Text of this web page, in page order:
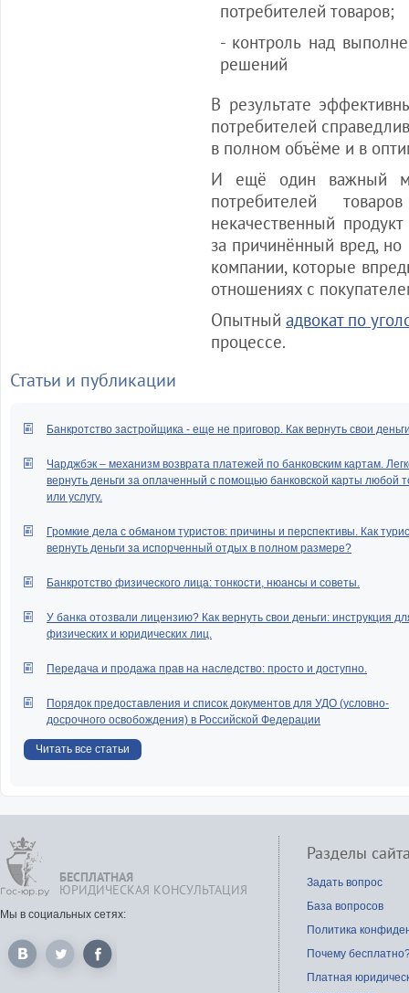
потребителей товаров;
- контроль над
решений
В результате
потребителей
в полном объёме и в
И ещё один важный
потребителей
некачественный
за причинённый вред,
компании, которые
отношениях с
Опытныйадвокат по
процессе.
Статьи и публикации
Банкротство застройщика - еще не приговор. Как вернуть свои
Чарджбэк – механизм возврата платежей по банковским картам.
вернуть деньги за оплаченный с помощью банковской карты любой
или услугу.
Громкие дела с обманом туристов: причины и перспективы. Как
вернуть деньги за испорченный отдых в полном размере?
Банкротство физического лица: тонкости, нюансы и советы.
У банка отозвали лицензию? Как вернуть свои деньги: инструкция
физических и юридических лиц.
Передача и продажа прав на наследство: просто и доступно.
Порядок предоставления и список документов для УДО (условно-
досрочного освобождения) в Российской Федерации
Читать все статьи
БЕСПЛАТНАЯ
ЮРИДИЧЕСКАЯ КОНСУЛЬТАЦИЯ
Мы в социальных сетях:
Разделы
Задать вопрос
База вопросов
Политика
Почему
Платная